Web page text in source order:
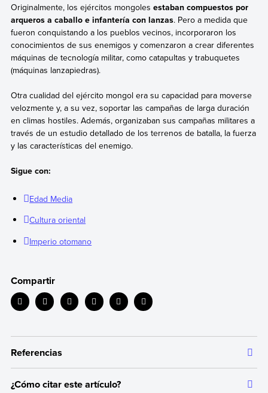
Originalmente, los ejércitos mongoles estaban compuestos por
arqueros a caballo e infantería con lanzas. Pero a medida que
fueron conquistando a los pueblos vecinos, incorporaron los
conocimientos de sus enemigos y comenzaron a crear diferentes
máquinas de tecnología militar, como catapultas y trabuquetes
(máquinas lanzapiedras).
Otra cualidad del ejército mongol era su capacidad para moverse
velozmente y, a su vez, soportar las campañas de larga duración
en climas hostiles. Además, organizaban sus campañas militares a
través de un estudio detallado de los terrenos de batalla, la fuerza
y las características del enemigo.
Sigue con:
Edad Media
Cultura oriental
Imperio otomano
Compartir
Referencias
Toda la información que ofrecemos está respaldada por
¿Cómo citar este artículo?